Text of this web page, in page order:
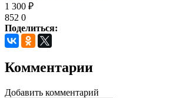
1 300 ₽
852 0
Поделиться:
Комментарии
Добавить комментарий